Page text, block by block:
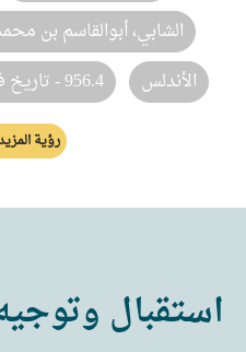
الشابي، أبوالقاسم بن
الأندلس
956.4 - ‏تاريخ فلسطين.القضية الفلسطينية
رؤية
استقبال